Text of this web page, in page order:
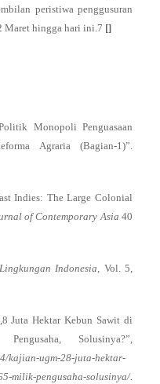
peristiwa penggusuran
Maret hingga hari ini.7 []
Monopoli Penguasaan
Agraria (Bagian-1)”.
Indies: The Large Colonial
of Contemporary Asia 40
Indonesia, Vol. 5,
Juta Hektar Kebun Sawit di
Solusinya?”,
kajian-ugm-28-juta-hektar-
pengusaha-solusinya/.